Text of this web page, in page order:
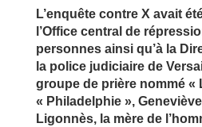
L’enquête contre X avait
l’Office central de
personnes ainsi qu’à la
la police judiciaire de
groupe de prière nommé «
« Philadelphie »,
Ligonnès, la mère de